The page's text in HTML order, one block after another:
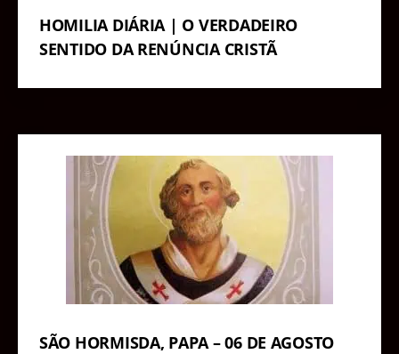
HOMILIA DIÁRIA | O VERDADEIRO
SENTIDO DA RENÚNCIA CRISTÃ
SÃO HORMISDA, PAPA – 06 DE AGOSTO